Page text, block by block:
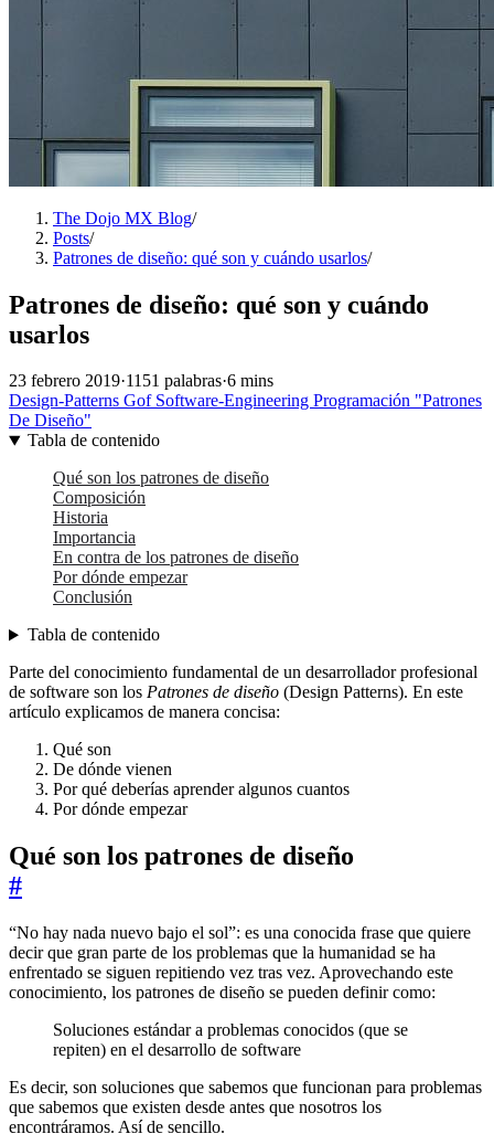
The Dojo MX Blog/
Posts/
Patrones de diseño: qué son y cuándo usarlos/
Patrones de diseño: qué son y cuándo
usarlos
23 febrero 2019·1151 palabras·6 mins
Design-Patterns Gof Software-Engineering Programación "Patrones
De Diseño"
Tabla de contenido
Qué son los patrones de diseño
Composición
Historia
Importancia
En contra de los patrones de diseño
Por dónde empezar
Conclusión
Tabla de contenido
Parte del conocimiento fundamental de un desarrollador profesional
de software son los Patrones de diseño (Design Patterns). En este
artículo explicamos de manera concisa:
Qué son
De dónde vienen
Por qué deberías aprender algunos cuantos
Por dónde empezar
Qué son los patrones de diseño
#
“No hay nada nuevo bajo el sol”: es una conocida frase que quiere
decir que gran parte de los problemas que la humanidad se ha
enfrentado se siguen repitiendo vez tras vez. Aprovechando este
conocimiento, los patrones de diseño se pueden definir como:
Soluciones estándar a problemas conocidos (que se
repiten) en el desarrollo de software
Es decir, son soluciones que sabemos que funcionan para problemas
que sabemos que existen desde antes que nosotros los
encontráramos. Así de sencillo.